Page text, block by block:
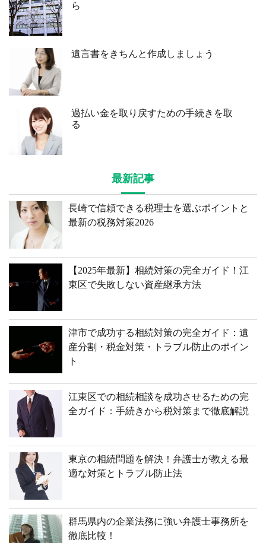
ら
遺言書をきちんと作成しましょう
過払い金を取り戻すための手続きを取
る
最新記事
長崎で信頼できる税理士を選ぶポイントと
最新の税務対策2026
【2025年最新】相続対策の完全ガイド！江
東区で失敗しない資産継承方法
津市で成功する相続対策の完全ガイド：遺
産分割・税金対策・トラブル防止のポイン
ト
江東区での相続相談を成功させるための完
全ガイド：手続きから税対策まで徹底解説
東京の相続問題を解決！弁護士が教える最
適な対策とトラブル防止法
群馬県内の企業法務に強い弁護士事務所を
徹底比較！